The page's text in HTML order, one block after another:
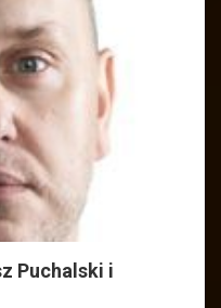
Puchalski i